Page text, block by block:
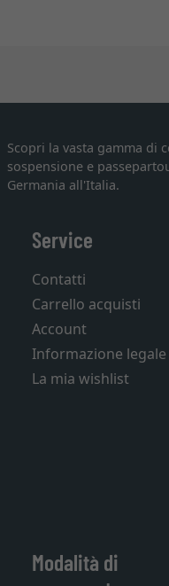
Scopri la vasta gamma di
sospensione e
Germania all'Italia.
Service
Contatti
Carrello acquisti
Account
Informazione legale
La mia wishlist
Modalità di